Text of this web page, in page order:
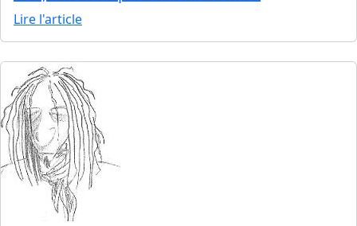
Lire l'article